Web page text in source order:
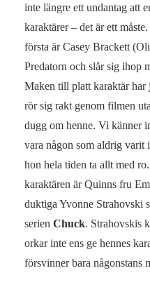
inte längre ett undantag att
karaktärer – det är ett måste.
första är Casey Brackett
Predatorn och slår sig ihop
Maken till platt karaktär
rör sig rakt genom filmen
dugg om henne. Vi känner
vara någon som aldrig varit
hon hela tiden ta allt med
karaktären är Quinns fru
duktiga Yvonne Strahovski
serien Chuck. Strahovskis
orkar inte ens ge hennes
försvinner bara någonstans